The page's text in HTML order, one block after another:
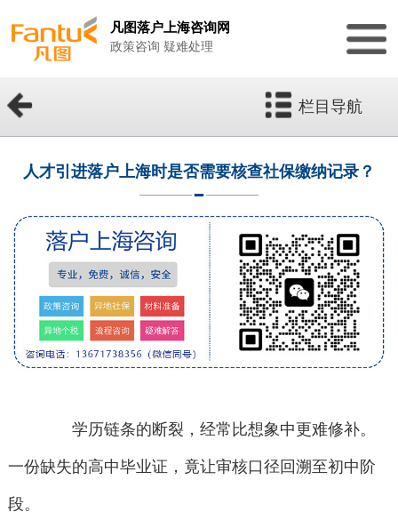
凡图落户上海咨询网
政策咨询 疑难处理
栏目导航
人才引进落户上海时是否需要核查社保缴纳记录？
学历链条的断裂，经常比想象中更难修补。
一份缺失的高中毕业证，竟让审核口径回溯至初中阶
段。